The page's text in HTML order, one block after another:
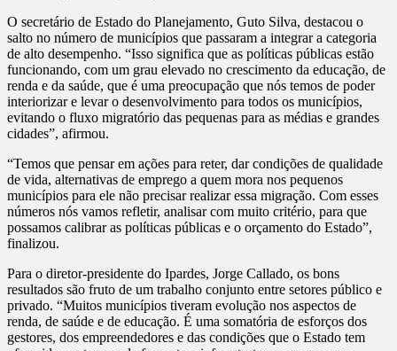
O secretário de Estado do Planejamento, Guto Silva, destacou o
salto no número de municípios que passaram a integrar a categoria
de alto desempenho. “Isso significa que as políticas públicas estão
funcionando, com um grau elevado no crescimento da educação, de
renda e da saúde, que é uma preocupação que nós temos de poder
interiorizar e levar o desenvolvimento para todos os municípios,
evitando o fluxo migratório das pequenas para as médias e grandes
cidades”, afirmou.
“Temos que pensar em ações para reter, dar condições de qualidade
de vida, alternativas de emprego a quem mora nos pequenos
municípios para ele não precisar realizar essa migração. Com esses
números nós vamos refletir, analisar com muito critério, para que
possamos calibrar as políticas públicas e o orçamento do Estado”,
finalizou.
Para o diretor-presidente do Ipardes, Jorge Callado, os bons
resultados são fruto de um trabalho conjunto entre setores público e
privado. “Muitos municípios tiveram evolução nos aspectos de
renda, de saúde e de educação. É uma somatória de esforços dos
gestores, dos empreendedores e das condições que o Estado tem